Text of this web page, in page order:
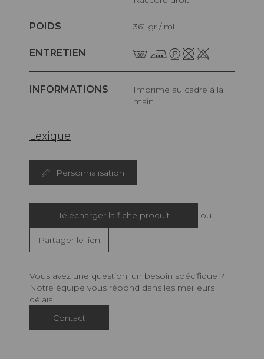
POIDS 361 gr / ml
ENTRETIEN
INFORMATIONS
Imprimé au cadre à la
main
Lexique
Personnalisation
Télécharger la fiche produit ou
Partager le lien
Vous avez une question, un besoin spécifique ?
Notre équipe vous répond dans les meilleurs
délais.
Contact